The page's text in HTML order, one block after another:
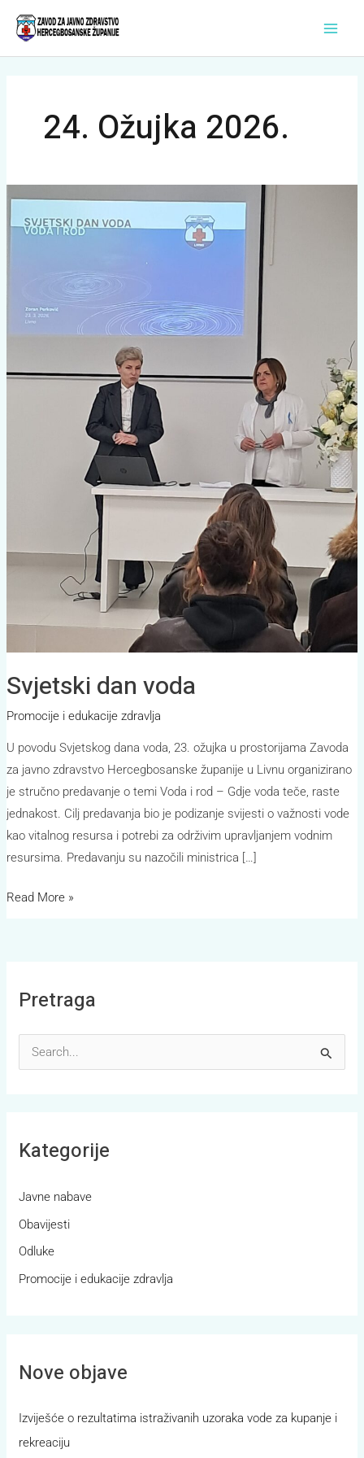
content
24. Ožujka 2026.
Svjetski dan voda
Promocije i edukacije zdravlja
U povodu Svjetskog dana voda, 23. ožujka u prostorijama Zavoda
za javno zdravstvo Hercegbosanske županije u Livnu organizirano
je stručno predavanje o temi Voda i rod – Gdje voda teče, raste
jednakost. Cilj predavanja bio je podizanje svijesti o važnosti vode
kao vitalnog resursa i potrebi za održivim upravljanjem vodnim
resursima. Predavanju su nazočili ministrica […]
dan
voda
Read More »
Pretraga
c
f
o
r
:
Kategorije
Javne nabave
Obavijesti
Odluke
Promocije i edukacije zdravlja
Nove objave
Izviješće o rezultatima istraživanih uzoraka vode za kupanje i
rekreaciju